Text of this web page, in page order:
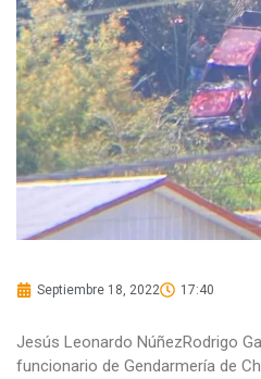
Septiembre 18, 2022 17:40
Jesús Leonardo NúñezRodrigo
funcionario de Gendarmería de